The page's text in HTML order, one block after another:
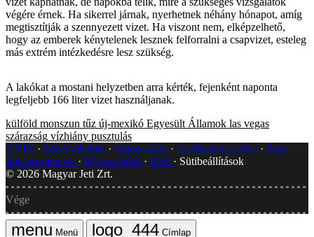
végére érnek. Ha sikerrel járnak, nyerhetnek néhány hónapot, amíg
megtisztítják a szennyezett vizet. Ha viszont nem, elképzelhető,
hogy az emberek kénytelenek lesznek felforralni a csapvizet, esteleg
más extrém intézkedésre lesz szükség.
A lakókat a mostani helyzetben arra kérték, fejenként naponta
legfeljebb 166 liter vizet használjanak.
külföld monszun tűz új-mexikó Egyesült Államok las vegas
szárazság vízhiány pusztulás
GYIK
Hibát jelentek Impresszum Javítások kezelése
Jogi
dokumentumok
Médiaajánlat RSS
Sütibeállítások
© 2026 Magyar Jeti Zrt.
Vége
Menü
Címlap